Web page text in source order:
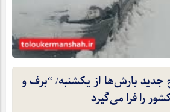
جدید بارش‌ها از یکشنبه/ “برف و
را فرا می‌گیرد